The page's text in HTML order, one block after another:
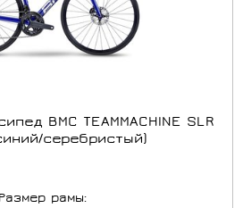
BMC TEAMMACHINE SLR
серебристый)
Размер рамы: